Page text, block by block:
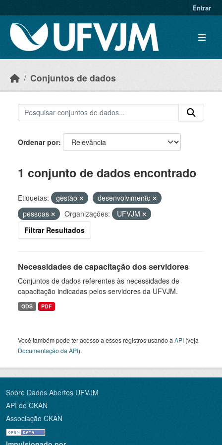
Entrar
Conjuntos de dados
Ordenar por
1 conjunto de dados encontrado
Etiquetas: gestão
desenvolvimento
pessoas
Organizações:
UFVJM
Filtrar Resultados
Necessidades de capacitação dos servidores
Conjuntos de dados referentes às necessidades de
capacitação indicadas pelos servidores da UFVJM.
ODS PDF
Você também pode ter acesso a esses registros usando a API (veja
Documentação da API).
Sobre Dados Abertos UFVJM
API do CKAN
Associação CKAN